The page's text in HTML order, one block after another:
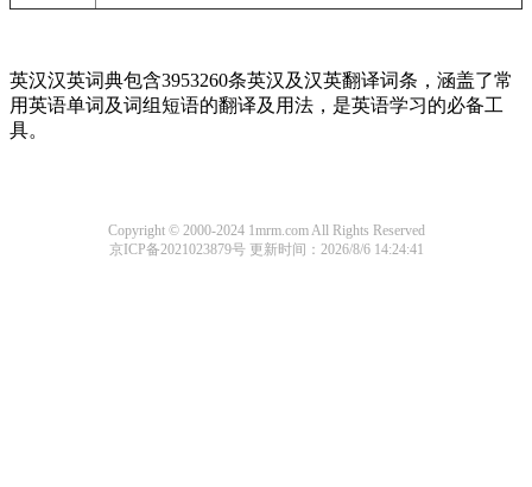
英汉汉英词典包含3953260条英汉及汉英翻译词条，涵盖了常
用英语单词及词组短语的翻译及用法，是英语学习的必备工
具。
Copyright © 2000-2024 1mrm.com All Rights Reserved
京ICP备2021023879号 更新时间：2026/8/6 14:24:41